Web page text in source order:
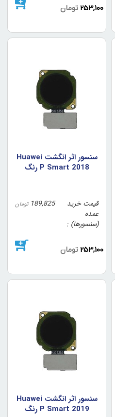
253,100 تومان
سنسور اثر انگشت Huawei
P Smart 2018 رنگ
قیمت خرید
عمده
(سنسورها)
189,825 تومان
253,100 تومان
سنسور اثر انگشت Huawei
P Smart 2019 رنگ